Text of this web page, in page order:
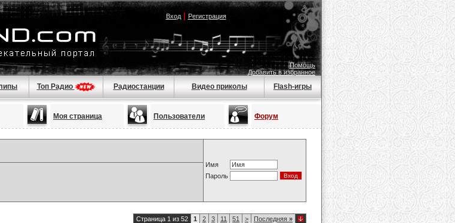
Вход| Регистрация
Помощь
Добавить в избранное
Топ Радио Радиостанции Видео приколы Flash-игры
Моя страница Пользователи Форум
Имя
Пароль
Страница 1 из 52 1 2 3 11 51 > Последняя »